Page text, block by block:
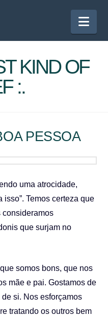
KIND OF
:.
PESSOA
uma atrocidade,
isso”. Temos certeza que
consideramos
que surjam no
somos bons, que nos
mãe e pai. Gostamos de
si. Nos esforçamos
tratando os outros bem